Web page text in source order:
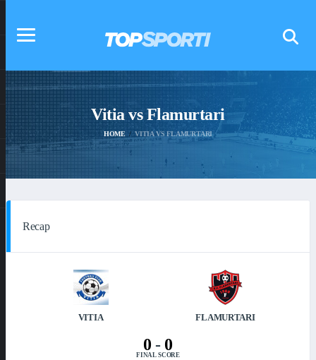
Vitia vs Flamurtari
HOME VITIA VS FLAMURTARI
Recap
VITIA FLAMURTARI
0- 0
FINAL SCORE